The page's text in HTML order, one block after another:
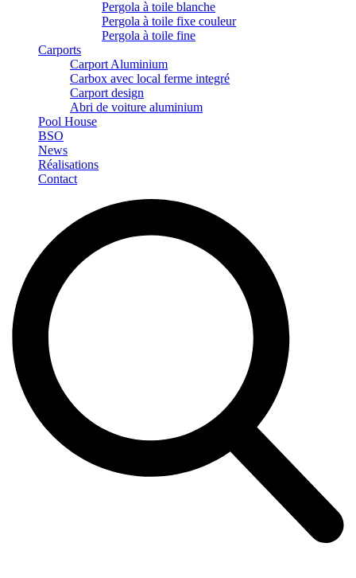
Pergola à toile blanche
Pergola à toile fixe couleur
Pergola à toile fine
Carports
Carport Aluminium
Carbox avec local ferme integré
Carport design
Abri de voiture aluminium
Pool House
BSO
News
Réalisations
Contact